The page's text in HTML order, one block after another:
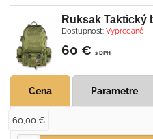
Ruksak Taktický
Dostupnosť: Vypredané
60 € s DPH
Cena Parametre
60,00 €